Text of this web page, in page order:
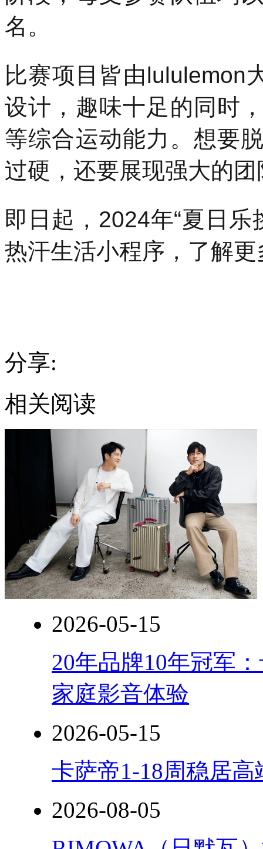
名。
比赛项目皆由lululemon
设计，趣味十足的同时
等综合运动能力。想要
过硬，还要展现强大的
即日起，2024年“夏日
热汗生活小程序，了解
分享:
相关阅读
2026-05-15
20年品牌10年冠军
家庭影音体验
2026-05-15
卡萨帝1-18周稳居
2026-08-05